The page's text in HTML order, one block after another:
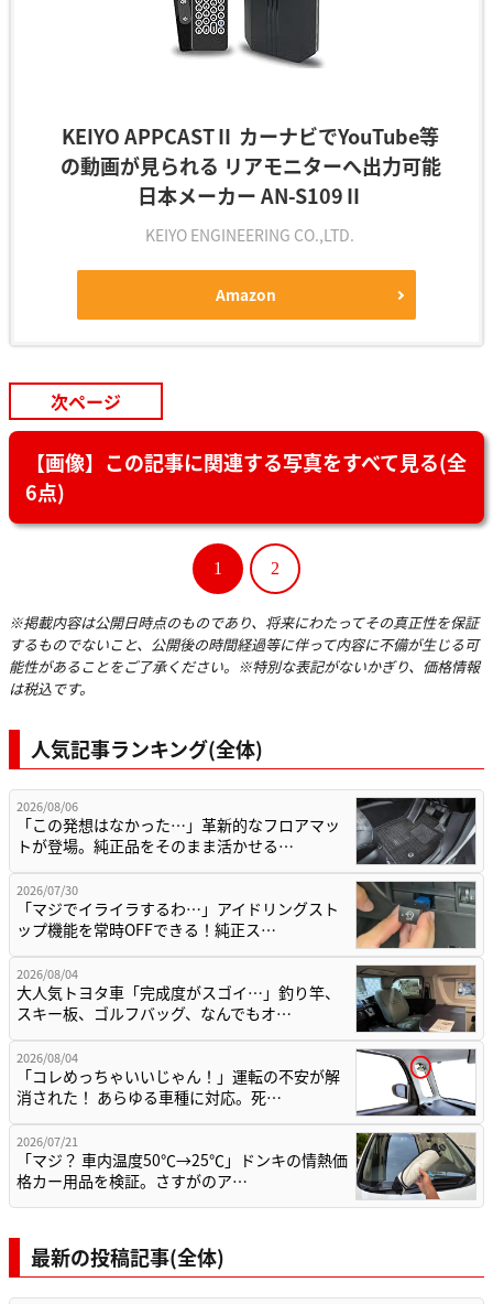
KEIYO APPCASTⅡ カーナビでYouTube等
の動画が見られる リアモニターへ出力可能
日本メーカー AN-S109Ⅱ
KEIYO ENGINEERING CO.,LTD.
Amazon
次ページ
【画像】この記事に関連する写真をすべて見る(全
6点)
1 2
※掲載内容は公開日時点のものであり、将来にわたってその真正性を保証
するものでないこと、公開後の時間経過等に伴って内容に不備が生じる可
能性があることをご了承ください。※特別な表記がないかぎり、価格情報
は税込です。
人気記事ランキング(全体)
2026/08/06
「この発想はなかった…」革新的なフロアマッ
トが登場。純正品をそのまま活かせる…
2026/07/30
「マジでイライラするわ…」アイドリングスト
ップ機能を常時OFFできる！純正ス…
2026/08/04
大人気トヨタ車「完成度がスゴイ…」釣り竿、
スキー板、ゴルフバッグ、なんでもオ…
2026/08/04
「コレめっちゃいいじゃん！」運転の不安が解
消された！ あらゆる車種に対応。死…
2026/07/21
「マジ？ 車内温度50℃→25℃」ドンキの情熱価
格カー用品を検証。さすがのア…
最新の投稿記事(全体)